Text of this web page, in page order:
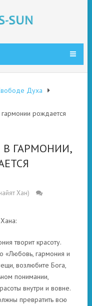
Духа
рождается
ГАРМОНИИ,
Хан)
творит красоту.
«Любовь, гармония и
возлюбите Бога,
понимании,
внутри и вовне.
превратить всю